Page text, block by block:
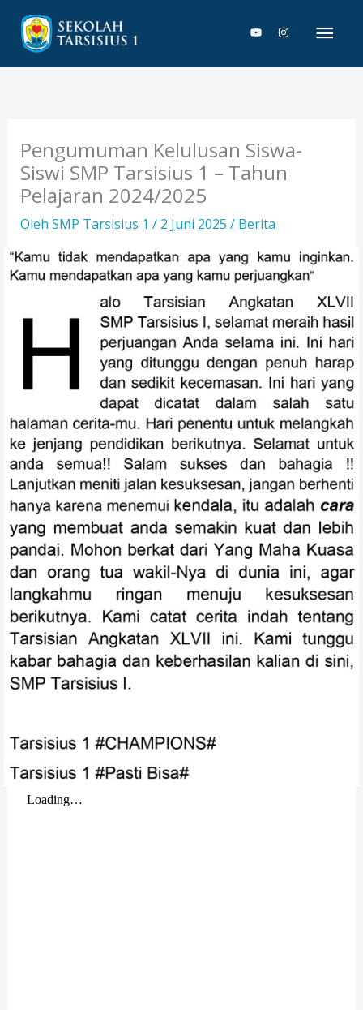
konten
Pengumuman Kelulusan Siswa-
Siswi SMP Tarsisius 1 – Tahun
Pelajaran 2024/2025
Oleh SMP Tarsisius 1 / 2 Juni 2025 / Berita